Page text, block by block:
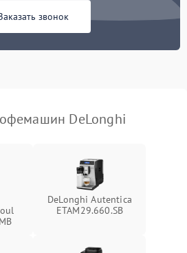
звонок
DeLonghi
DeLonghi Autentica
ETAM29.660.SB